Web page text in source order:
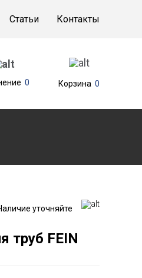
Статьи Контакты
0 Корзина 0
уточняйте
труб FEIN